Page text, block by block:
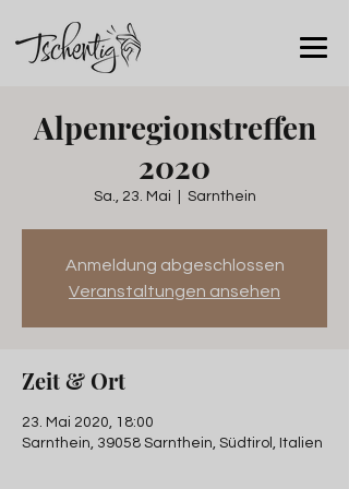
Alpenregionstreffen
2020
Sa., 23. Mai Sarnthein
Anmeldung abgeschlossen
Veranstaltungen ansehen
Zeit & Ort
23. Mai 2020, 18:00
Sarnthein, 39058 Sarnthein, Südtirol, Italien